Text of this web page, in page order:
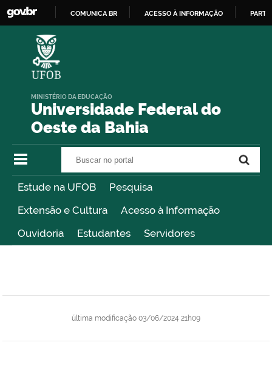
COMUNICA BR ACESSO À INFORMAÇÃO
Universidade Federal do
Oeste da Bahia
MINISTÉRIO DA EDUCAÇÃO
Estude na UFOB
Pesquisa
Extensão e Cultura
Acesso à Informação
Ouvidoria
Estudantes Servidores
última modificação 03/06/2024 21h09